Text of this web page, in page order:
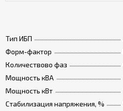
Тип ИБП
Форм-фактор
Количествово фаз
Мощность кВА
Мощность кВт
Стабилизация напряжения, %